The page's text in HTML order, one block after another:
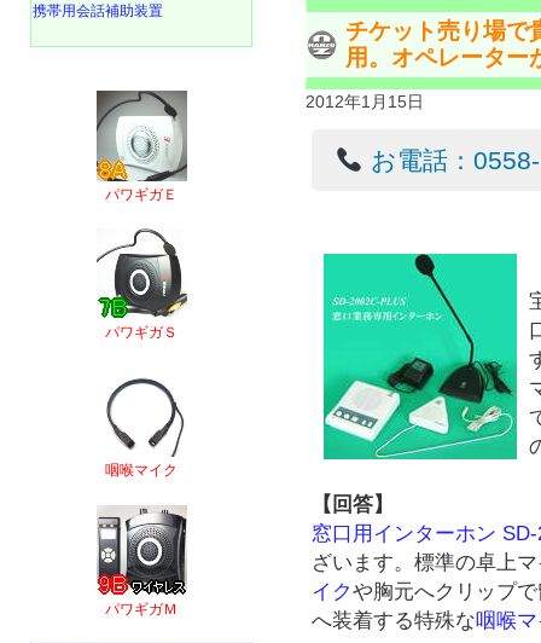
チケット売り場で
用。オペレーター
2012年1月15日
お電話：
【回答】
窓口用インターホン
ざいます。標準の卓上
イクや胸元へクリップ
へ装着する特殊な咽喉
携帯用会話補助装置
パワギガＥ
パワギガＳ
咽喉マイク
パワギガＭ